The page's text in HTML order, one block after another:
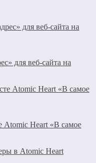
для веб-сайта на
Atomic Heart «В самое